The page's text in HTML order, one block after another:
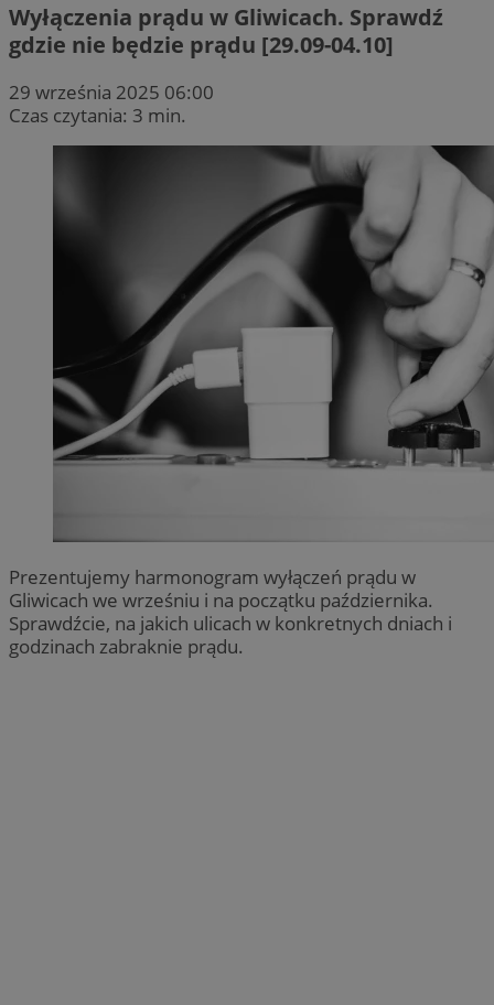
Wyłączenia prądu w Gliwicach. Sprawdź
gdzie nie będzie prądu [29.09-04.10]
29 września 2025 06:00
Czas czytania: 3 min.
Prezentujemy harmonogram wyłączeń prądu w
Gliwicach we wrześniu i na początku października.
Sprawdźcie, na jakich ulicach w konkretnych dniach i
godzinach zabraknie prądu.